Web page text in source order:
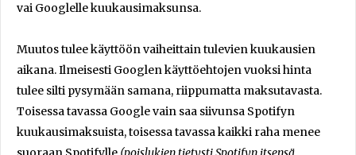
vai Googlelle kuukausimaksunsa.
Muutos tulee käyttöön vaiheittain tulevien kuukausien
aikana. Ilmeisesti Googlen käyttöehtojen vuoksi hinta
tulee silti pysymään samana, riippumatta maksutavasta.
Toisessa tavassa Google vain saa siivunsa Spotifyn
kuukausimaksuista, toisessa tavassa kaikki raha menee